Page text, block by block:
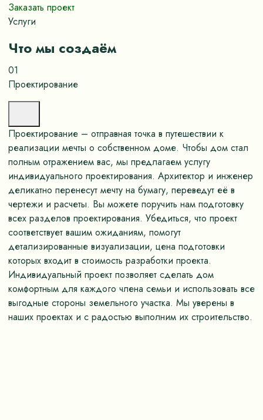
Заказать проект
Услуги
Что мы создаём
01
Проектирование
Проектирование – отправная точка в путешествии к
реализации мечты о собственном доме. Чтобы дом стал
полным отражением вас, мы предлагаем услугу
индивидуального проектирования. Архитектор и инженер
деликатно перенесут мечту на бумагу, переведут её в
чертежи и расчеты. Вы можете поручить нам подготовку
всех разделов проектирования. Убедиться, что проект
соответствует вашим ожиданиям, помогут
детализированные визуализации, цена подготовки
которых входит в стоимость разработки проекта.
Индивидуальный проект позволяет сделать дом
комфортным для каждого члена семьи и использовать все
выгодные стороны земельного участка. Мы уверены в
наших проектах и с радостью выполним их строительство.